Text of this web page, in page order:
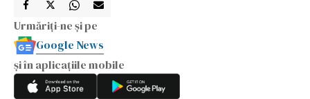
Urmăriți-ne și pe
Google News
și în aplicațiile mobile